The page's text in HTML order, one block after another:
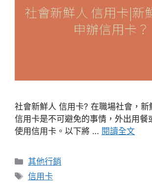
社會新鮮人 信用卡? 在職場社會，新
信用卡是不可避免的事情，外出用餐
使用信用卡。以下將 … 閱讀全文
分
類
其他行銷
標
信用卡